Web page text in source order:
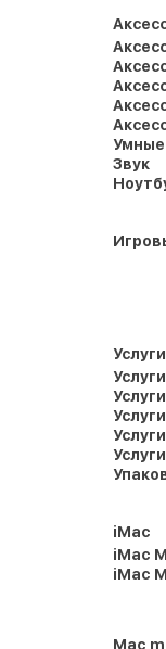
Звук
Услуги
iMac
iMac
iMac
Mac